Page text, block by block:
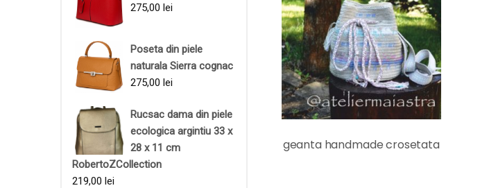
275,00 lei
Poseta din piele
naturala Sierra cognac
275,00 lei
Rucsac dama din piele
ecologica argintiu 33 x
28 x 11 cm
RobertoZCollection
219,00 lei
geanta handmade crosetata